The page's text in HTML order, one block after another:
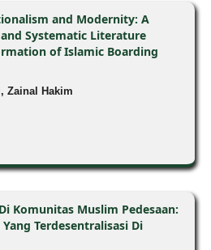
and Modernity: A
Systematic Literature
of Islamic Boarding
Zainal Hakim
Komunitas Muslim Pedesaan:
Terdesentralisasi Di